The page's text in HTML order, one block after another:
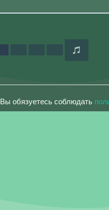
Вы обязуетесь соблюдать